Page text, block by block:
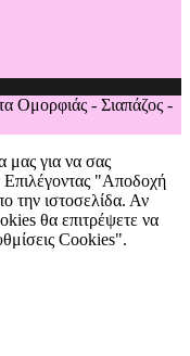
Ομορφιάς - Σιαπάζος -
μας για να σας
Επιλέγοντας "Αποδοχή
την ιστοσελίδα. Αν
θα επιτρέψετε να
Cookies".